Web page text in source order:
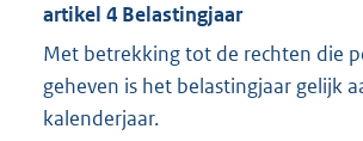
artikel 4 Belastingjaar
Met betrekking tot de rechten die
geheven is het belastingjaar gelijk
kalenderjaar.